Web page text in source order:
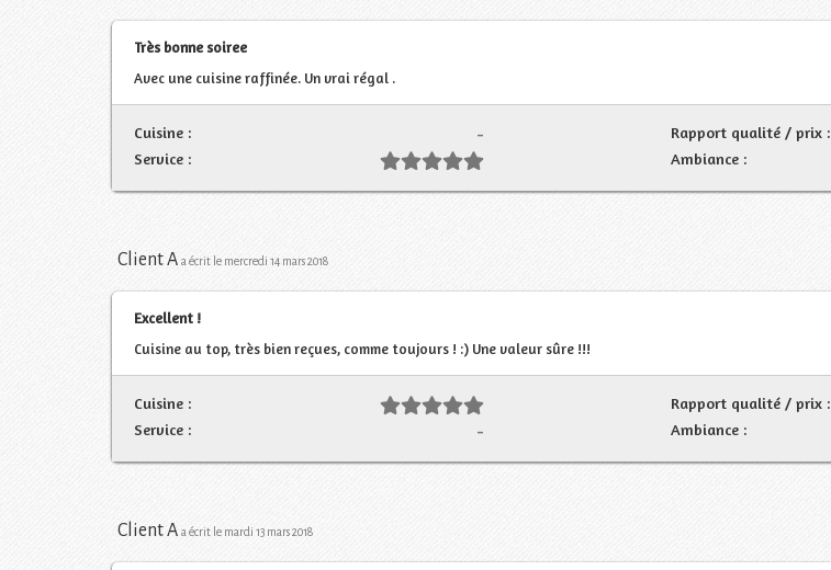
Très bonne soiree
Avec une cuisine raffinée. Un vrai régal .
-
Cuisine :
Rapport qualité / prix :
Service :
Ambiance :
Client A a écrit le mercredi 14 mars 2018
Excellent !
Cuisine au top, très bien reçues, comme toujours ! :) Une valeur sûre !!!
Cuisine : Rapport qualité / prix :
-
Service : Ambiance :
Client A a écrit le mardi 13 mars 2018